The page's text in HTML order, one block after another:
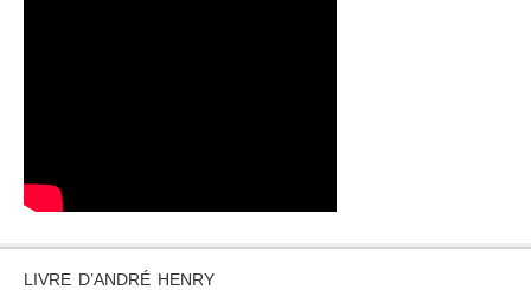
LIVRE D’ANDRÉ HENRY